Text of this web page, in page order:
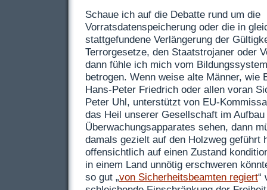
Schaue ich auf die Debatte rund um die
Vorratsdatenspeicherung oder die in
stattgefundene Verlängerung der
Terrorgesetze, den Staatstrojaner oder
dann fühle ich mich vom
betrogen. Wenn weise alte Männer, wie
Hans-Peter Friedrich oder allen voran
Peter Uhl, unterstützt von EU-
das Heil unserer Gesellschaft im Aufbau
Überwachungsapparates sehen, dann
damals gezielt auf den Holzweg geführt
offensichtlich auf einen Zustand
in einem Land unnötig erschweren
so gut „von Sicherheitsbeamten regiert“